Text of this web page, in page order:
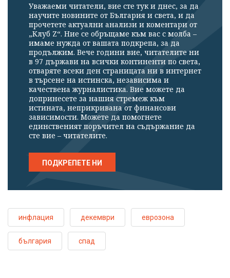
Уважаеми читатели, вие сте тук и днес, за да
научите новините от България и света, и да
прочетете актуални анализи и коментари от
„Клуб Z“. Ние се обръщаме към вас с молба –
имаме нужда от вашата подкрепа, за да
продължим. Вече години вие, читателите ни
в 97 държави на всички континенти по света,
отваряте всеки ден страницата ни в интернет
в търсене на истинска, независима и
качествена журналистика. Вие можете да
допринесете за нашия стремеж към
истината, неприкривана от финансови
зависимости. Можете да помогнете
единственият поръчител на съдържание да
сте вие – читателите.
ПОДКРЕПЕТЕ НИ
инфлация декември еврозона
българия спад